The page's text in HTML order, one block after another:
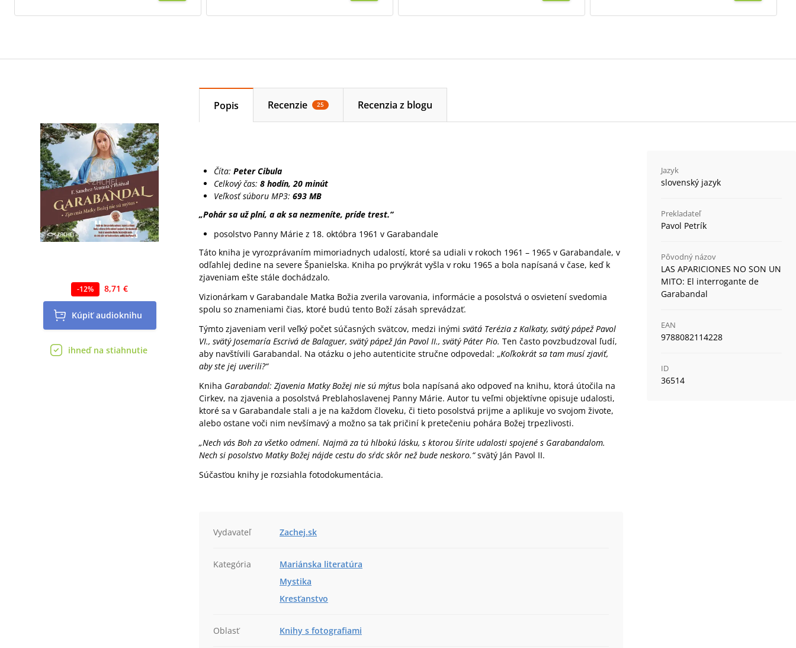
-12% 8,71 €
Kúpiťaudioknihu
ihneď na stiahnutie
Popis Recenzie 25 Recenzia z blogu
Číta: Peter Cibula
Celkový čas: 8 hodín, 20 minút
Veľkosť súboru MP3: 693 MB
„Pohár sa už plní, a ak sa nezmeníte, príde trest.“
posolstvo Panny Márie z 18. októbra 1961 v Garabandale
Táto kniha je vyrozprávaním mimoriadnych udalostí, ktoré sa udiali v rokoch 1961 – 1965 v Garabandale, v
odľahlej dedine na severe Španielska. Kniha po prvýkrát vyšla v roku 1965 a bola napísaná v čase, keď k
zjaveniam ešte stále dochádzalo.
Vizionárkam v Garabandale Matka Božia zverila varovania, informácie a posolstvá o osvietení svedomia
spolu so znameniami čias, ktoré budú tento Boží zásah sprevádzať.
Týmto zjaveniam veril veľký počet súčasných svätcov, medzi inými svätá Terézia z Kalkaty, svätý pápež Pavol
VI., svätý Josemaría Escrivá de Balaguer, svätý pápež Ján Pavol II., svätý Páter Pio. Ten často povzbudzoval ľudí,
aby navštívili Garabandal. Na otázku o jeho autenticite stručne odpovedal: „Koľkokrát sa tam musí zjaviť,
aby ste jej uverili?“
Kniha Garabandal: Zjavenia Matky Božej nie sú mýtus bola napísaná ako odpoveď na knihu, ktorá útočila na
Cirkev, na zjavenia a posolstvá Preblahoslavenej Panny Márie. Autor tu veľmi objektívne opisuje udalosti,
ktoré sa v Garabandale stali a je na každom človeku, či tieto posolstvá prijme a aplikuje vo svojom živote,
alebo ostane voči nim nevšímavý a možno sa tak pričiní k pretečeniu pohára Božej trpezlivosti.
„Nech vás Boh za všetko odmení. Najmä za tú hlbokú lásku, s ktorou šírite udalosti spojené s Garabandalom.
Nech si posolstvo Matky Božej nájde cestu do sŕdc skôr než bude neskoro.“svätý Ján Pavol II.
Súčasťou knihy je rozsiahla fotodokumentácia.
Vydavateľ Zachej.sk
Kategória
Mariánska literatúra
Mystika
Kresťanstvo
Oblasť Knihy s fotografiami
Jazyk
slovenský jazyk
Prekladateľ
Pavol Petrík
Pôvodný názov
LAS APARICIONES NO SON UN
MITO: El interrogante de
Garabandal
EAN
9788082114228
ID
36514